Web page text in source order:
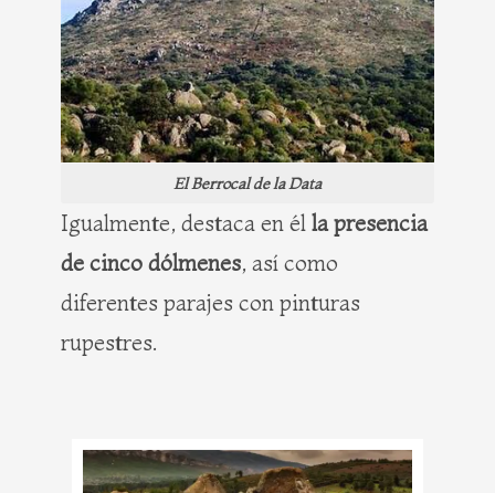
El Berrocal de la Data
Igualmente, destaca en él la presencia
de cinco dólmenes, así como
diferentes parajes con pinturas
rupestres.